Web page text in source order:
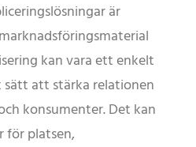
är
kan vara ett enkelt
att stärka relationen
konsumenter. Det kan
för platsen,